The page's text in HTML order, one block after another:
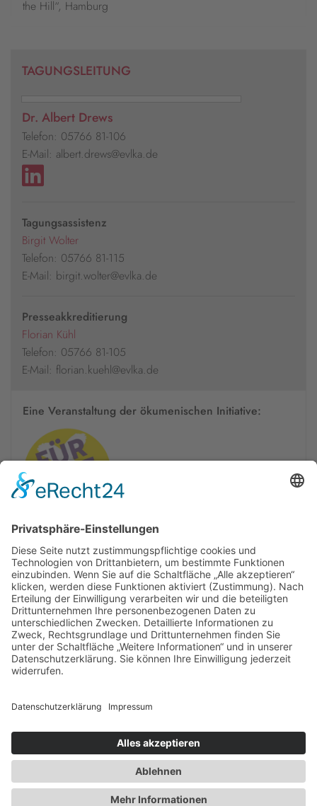
the Hill“, Hamburg
TAGUNGSLEITUNG
Dr. Albert Drews
Telefon: 05766 81-106
E-Mail: albert.drews@evlka.de
Tagungsassistenz
Birgit Wolter
Telefon: 05766 81-115
E-Mail: birgit.wolter@evlka.de
Presseakkreditierung
Florian Kühl
Telefon: 05766 81-105
E-Mail: florian.kuehl@evlka.de
Eine Veranstaltung der ökumenischen Initiative:
Für Alle. Mit Herz und Verstand
Newsletter
Presse
Anfahrt
Partner
Schutzkonzept
Datenschutz
Impressum